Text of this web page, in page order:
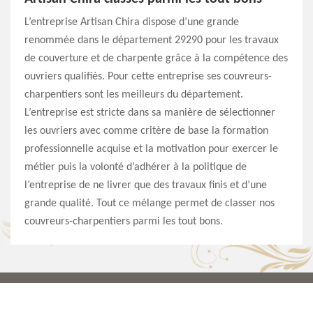
L’entreprise Artisan Chira dispose d’une grande
renommée dans le département 29290 pour les travaux
de couverture et de charpente grâce à la compétence des
ouvriers qualifiés. Pour cette entreprise ses couvreurs-
charpentiers sont les meilleurs du département.
L’entreprise est stricte dans sa manière de sélectionner
les ouvriers avec comme critère de base la formation
professionnelle acquise et la motivation pour exercer le
métier puis la volonté d’adhérer à la politique de
l’entreprise de ne livrer que des travaux finis et d’une
grande qualité. Tout ce mélange permet de classer nos
couvreurs-charpentiers parmi les tout bons.